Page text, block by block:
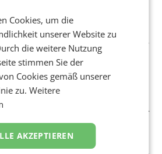
die eigenen Geschäfte selbst
ist das Unternehmen
– und das als erster Heimtextil-
Das gesamte selbst
Heimtextilien-Sortiment wird
zertifizierter Baumwolle
Bettwaren-Angebot wird
umfasst aktuell Decken, Pölster
als 100.000 Stück verlassen
Manufaktur, um direkt und
Cookies, um die
unserer Website zu
die weitere Nutzung
stimmen Sie der
Cookies gemäß unserer
zu.Weitere
AKZEPTIEREN